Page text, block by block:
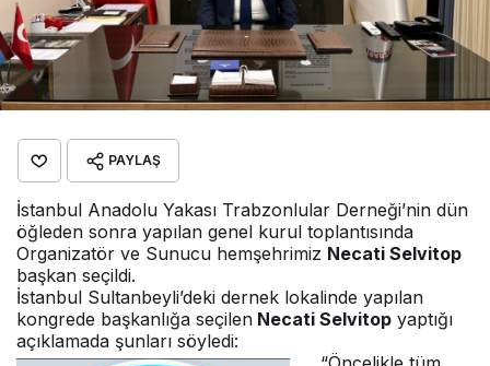
PAYLAŞ
İstanbul Anadolu Yakası Trabzonlular Derneği’nin dün
öğleden sonra yapılan genel kurul toplantısında
Organizatör ve Sunucu hemşehrimiz Necati Selvitop
başkan seçildi.
İstanbul Sultanbeyli’deki dernek lokalinde yapılan
kongrede başkanlığa seçilen Necati Selvitop yaptığı
açıklamada şunları söyledi: